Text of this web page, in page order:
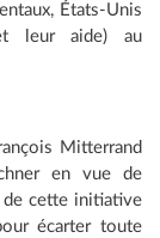
États-Unis
leur aide) au
Mitterrand
en vue de
de cette initiative
écarter toute